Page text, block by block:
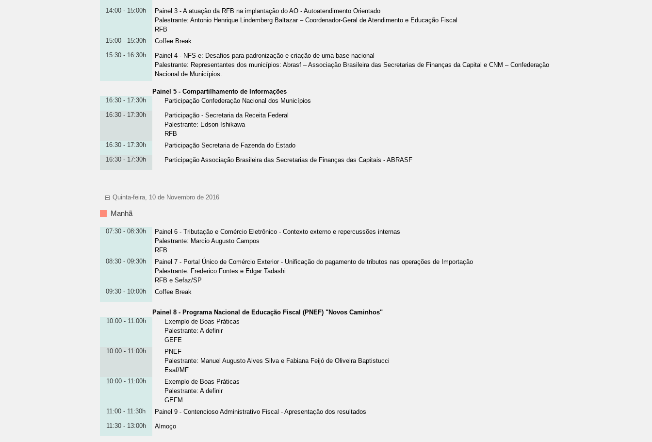
14:00 - 15:00h
Painel 3 - A atuação da RFB na implantação do AO - Autoatendimento Orientado
Palestrante: Antonio Henrique Lindemberg Baltazar – Coordenador-Geral de Atendimento e Educação Fiscal
RFB
15:00 - 15:30h Coffee Break
15:30 - 16:30h
Painel 4 - NFS-e: Desafios para padronização e criação de uma base nacional
Palestrante: Representantes dos municípios: Abrasf – Associação Brasileira das Secretarias de Finanças da Capital e CNM – Confederação
Nacional de Municípios.
Painel 5 - Compartilhamento de Informações
16:30 - 17:30h Participação Confederação Nacional dos Municípios
16:30 - 17:30h
Participação - Secretaria da Receita Federal
Palestrante: Edson Ishikawa
RFB
16:30 - 17:30h Participação Secretaria de Fazenda do Estado
16:30 - 17:30h Participação Associação Brasileira das Secretarias de Finanças das Capitais - ABRASF
Quinta-feira, 10 de Novembro de 2016
Manhã
07:30 - 08:30h
Painel 6 - Tributação e Comércio Eletrônico - Contexto externo e repercussões internas
Palestrante: Marcio Augusto Campos
RFB
08:30 - 09:30h
Painel 7 - Portal Único de Comércio Exterior - Unificação do pagamento de tributos nas operações de Importação
Palestrante: Frederico Fontes e Edgar Tadashi
RFB e Sefaz/SP
09:30 - 10:00h Coffee Break
Painel 8 - Programa Nacional de Educação Fiscal (PNEF) "Novos Caminhos"
10:00 - 11:00h
Exemplo de Boas Práticas
Palestrante:A definir
GEFE
10:00 - 11:00h
PNEF
Palestrante: Manuel Augusto Alves Silva e Fabiana Feijó de Oliveira Baptistucci
Esaf/MF
10:00 - 11:00h
Exemplo de Boas Práticas
Palestrante:A definir
GEFM
11:00 - 11:30h Painel 9 - Contencioso Administrativo Fiscal - Apresentação dos resultados
11:30 - 13:00h Almoço